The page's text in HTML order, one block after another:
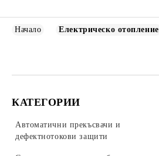
КАТЕГОРИИ
Автоматични прекъсвачи и
дефектнотокови защити
Начало Електрическо отопление